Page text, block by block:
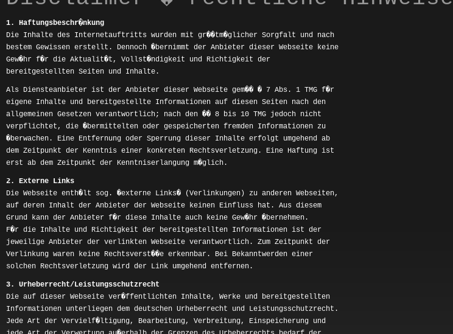
1. Haftungsbeschr�nkung
Die Inhalte des Internetauftritts wurden mit gr��tm�glicher Sorgfalt und nach
bestem Gewissen erstellt. Dennoch �bernimmt der Anbieter dieser Webseite keine
Gew�hr f�r die Aktualit�t, Vollst�ndigkeit und Richtigkeit der
bereitgestellten Seiten und Inhalte.
Als Diensteanbieter ist der Anbieter dieser Webseite gem�� � 7 Abs. 1 TMG f�r
eigene Inhalte und bereitgestellte Informationen auf diesen Seiten nach den
allgemeinen Gesetzen verantwortlich; nach den �� 8 bis 10 TMG jedoch nicht
verpflichtet, die �bermittelten oder gespeicherten fremden Informationen zu
�berwachen. Eine Entfernung oder Sperrung dieser Inhalte erfolgt umgehend ab
dem Zeitpunkt der Kenntnis einer konkreten Rechtsverletzung. Eine Haftung ist
erst ab dem Zeitpunkt der Kenntniserlangung m�glich.
2. Externe Links
Die Webseite enth�lt sog. �externe Links� (Verlinkungen) zu anderen Webseiten,
auf deren Inhalt der Anbieter der Webseite keinen Einfluss hat. Aus diesem
Grund kann der Anbieter f�r diese Inhalte auch keine Gew�hr �bernehmen.
F�r die Inhalte und Richtigkeit der bereitgestellten Informationen ist der
jeweilige Anbieter der verlinkten Webseite verantwortlich. Zum Zeitpunkt der
Verlinkung waren keine Rechtsverst��e erkennbar. Bei Bekanntwerden einer
solchen Rechtsverletzung wird der Link umgehend entfernen.
3. Urheberrecht/Leistungsschutzrecht
Die auf dieser Webseite ver�ffentlichten Inhalte, Werke und bereitgestellten
Informationen unterliegen dem deutschen Urheberrecht und Leistungsschutzrecht.
Jede Art der Vervielf�ltigung, Bearbeitung, Verbreitung, Einspeicherung und